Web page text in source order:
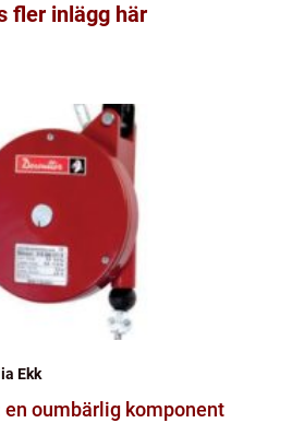
fler inlägg här
Ekk
en oumbärlig komponent